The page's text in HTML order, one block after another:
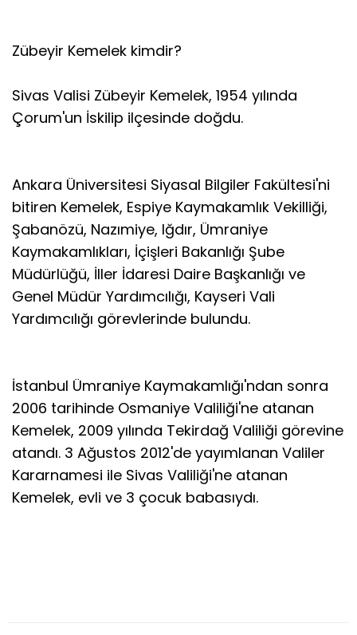
Zübeyir Kemelek kimdir?
Sivas Valisi Zübeyir Kemelek, 1954 yılında
Çorum'un İskilip ilçesinde doğdu.
Ankara Üniversitesi Siyasal Bilgiler Fakültesi'ni
bitiren Kemelek, Espiye Kaymakamlık Vekilliği,
Şabanözü, Nazımiye, Iğdır, Ümraniye
Kaymakamlıkları, İçişleri Bakanlığı Şube
Müdürlüğü, İller İdaresi Daire Başkanlığı ve
Genel Müdür Yardımcılığı, Kayseri Vali
Yardımcılığı görevlerinde bulundu.
İstanbul Ümraniye Kaymakamlığı'ndan sonra
2006 tarihinde Osmaniye Valiliği'ne atanan
Kemelek, 2009 yılında Tekirdağ Valiliği görevine
atandı. 3 Ağustos 2012'de yayımlanan Valiler
Kararnamesi ile Sivas Valiliği'ne atanan
Kemelek, evli ve 3 çocuk babasıydı.